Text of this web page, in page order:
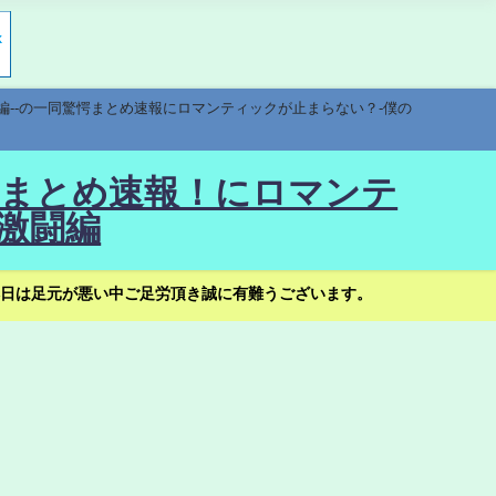
の一同驚愕まとめ速報にロマンティックが止まらない？-僕の
とめ速報！にロマンテ
闘編
足元が悪い中ご足労頂き誠に有難うございます。